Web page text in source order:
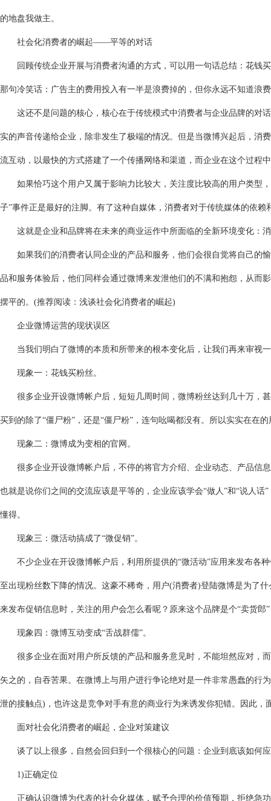
的地盘我做主。
社会化消费者的崛起——平等的对话
回顾传统企业开展与消费者沟通的方式，可以用一句话总结：花钱买
那句冷笑话：广告主的费用投入有一半是浪费掉的，但你永远不知道浪
这还不是问题的核心，核心在于传统模式中消费者与企业品牌的对话
实的声音传递给企业，除非发生了极端的情况。但是当微博兴起后，消
流互动，以最快的方式搭建了一个传播网络和渠道，而企业在这个过程
如果恰巧这个用户又属于影响力比较大，关注度比较高的用户类型，
子”事件正是最好的注脚。有了这种自媒体，消费者对于传统媒体的依
这就是企业和品牌将在未来的商业运作中所面临的全新环境变化：
如果我们的消费者认同企业的产品和服务，他们会很自觉将自己的愉
品和服务体验后，他们同样会通过微博来发泄他们的不满和抱怨，从而
摆平的。(推荐阅读：浅谈社会化消费者的崛起)
企业微博运营的现状误区
当我们明白了微博的本质和所带来的根本变化后，让我们再来审视
现象一：花钱买粉丝。
很多企业开设微博帐户后，短短几周时间，微博粉丝达到几十万，甚
买到的除了“僵尸粉”，还是“僵尸粉”，连句吆喝都没有。所以实实在在
现象二：微博成为变相的官网。
很多企业开设微博帐户后，不停的将官方介绍、企业动态、产品信息
也就是说你们之间的交流应该是平等的，企业应该学会“做人”和“说人
懂得。
现象三：微活动搞成了“微促销”。
不少企业在开设微博帐户后，利用所提供的“微活动”应用来发布各种
至出现粉丝数下降的情况。这豪不稀奇，用户(消费者)登陆微博是为了
来发布促销信息时，关注的用户会怎么看呢？原来这个品牌是个“卖货
现象四：微博互动变成“舌战群儒”。
很多企业在面对用户所反馈的产品和服务意见时，不能坦然应对，而
矢之的，自吞苦果。在微博上与用户进行争论绝对是一件非常愚蠢的行
泄的接触点)，也许这是竞争对手有意的商业行为来诱发你犯错。因此
面对社会化消费者的崛起，企业对策建议
谈了以上很多，自然会回归到一个很核心的问题：企业到底该如何
1)正确定位
正确认识微博为代表的社会化媒体，赋予合理的价值预期，拒绝急功